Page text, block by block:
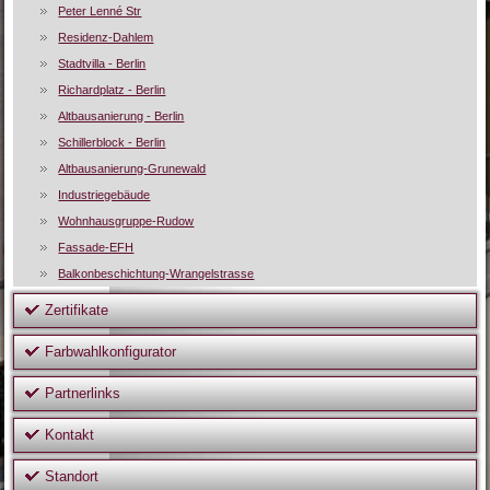
Peter Lenné Str
Residenz-Dahlem
Stadtvilla - Berlin
Richardplatz - Berlin
Altbausanierung - Berlin
Schillerblock - Berlin
Altbausanierung-Grunewald
Industriegebäude
Wohnhausgruppe-Rudow
Fassade-EFH
Balkonbeschichtung-Wrangelstrasse
Zertifikate
Farbwahlkonfigurator
Partnerlinks
Kontakt
Standort